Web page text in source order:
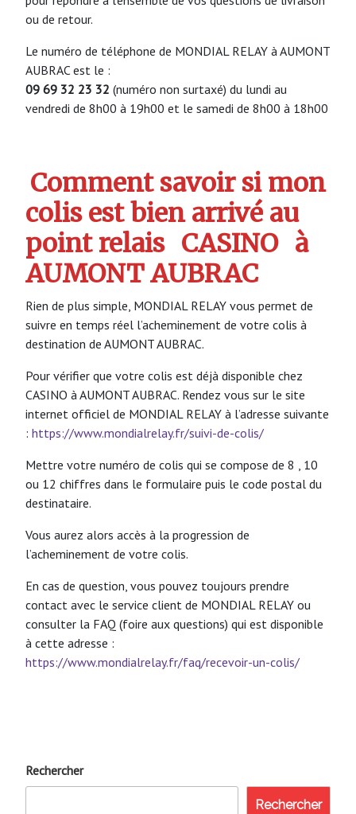
ou de retour.
Le numéro de téléphone de MONDIAL RELAY à AUMONT
AUBRAC est le :
09 69 32 23 32 (numéro non surtaxé) du lundi au
vendredi de 8h00 à 19h00 et le samedi de 8h00 à 18h00
Comment savoir si mon
colis est bien arrivé au
point relais CASINO à
AUMONT AUBRAC
Rien de plus simple, MONDIAL RELAY vous permet de
suivre en temps réel l’acheminement de votre colis à
destination de AUMONT AUBRAC.
Pour vérifier que votre colis est déjà disponible chez
CASINO à AUMONT AUBRAC. Rendez vous sur le site
internet officiel de MONDIAL RELAY à l’adresse suivante
: https://www.mondialrelay.fr/suivi-de-colis/
Mettre votre numéro de colis qui se compose de 8 , 10
ou 12 chiffres dans le formulaire puis le code postal du
destinataire.
Vous aurez alors accès à la progression de
l’acheminement de votre colis.
En cas de question, vous pouvez toujours prendre
contact avec le service client de MONDIAL RELAY ou
consulter la FAQ (foire aux questions) qui est disponible
à cette adresse :
https://www.mondialrelay.fr/faq/recevoir-un-colis/
Rechercher
Rechercher